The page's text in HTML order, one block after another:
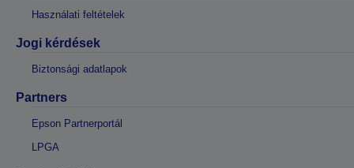
Használati feltételek
Jogi kérdések
Biztonsági adatlapok
Partners
Epson Partnerportál
LPGA